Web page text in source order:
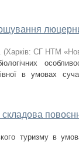
(Харків: СГ НТМ
в умовах
складова
туризму в